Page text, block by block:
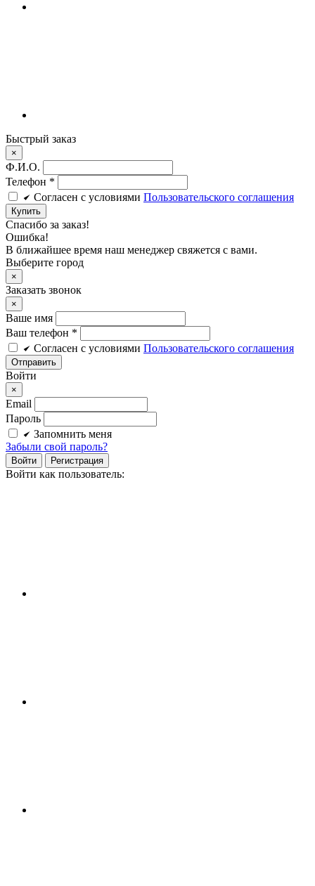
Быстрый заказ
×
Ф.И.О.
Телефон *
Cогласен c условиями Пользовательского соглашения
Купить
Спасибо за заказ!
Ошибка!
В ближайшее время наш менеджер свяжется с вами.
Выберите город
×
Заказать звонок
×
Ваше имя
Ваш телефон *
Cогласен c условиями Пользовательского соглашения
Войти
×
Email
Пароль
Запомнить меня
Забыли свой пароль?
Войти Регистрация
Войти как пользователь: